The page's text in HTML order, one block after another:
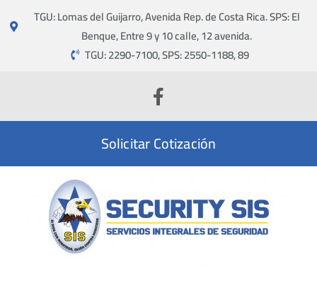
TGU: Lomas del Guijarro, Avenida Rep. de Costa Rica. SPS: El
Benque, Entre 9 y 10 calle, 12 avenida.
TGU: 2290-7100, SPS: 2550-1188, 89
Solicitar Cotización